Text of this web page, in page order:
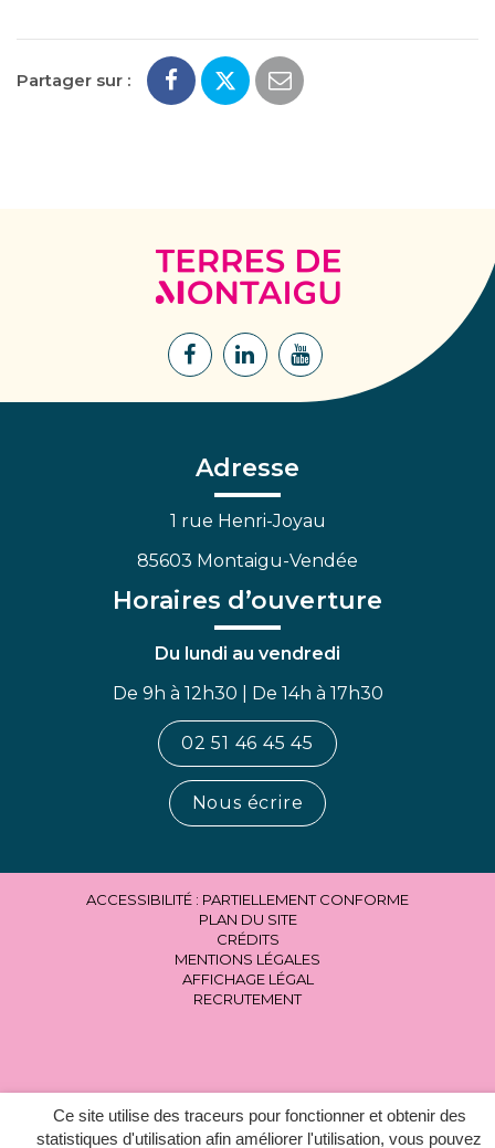
Ce site utilise des traceurs pour fonctionner et obtenir des
statistiques d'utilisation afin améliorer l'utilisation, vous pouvez
Partager sur :
Terres
de
Montaigu
Lien
Facebook
Lien
Lien
Adresse
1 rue Henri-Joyau
85603 Montaigu-Vendée
Horaires d’ouverture
Du lundi au vendredi
De 9h à 12h30 | De 14h à 17h30
02 51 46 45 45
Nous écrire
ACCESSIBILITÉ : PARTIELLEMENT CONFORME
PLAN DU SITE
CRÉDITS
MENTIONS LÉGALES
AFFICHAGE LÉGAL
RECRUTEMENT